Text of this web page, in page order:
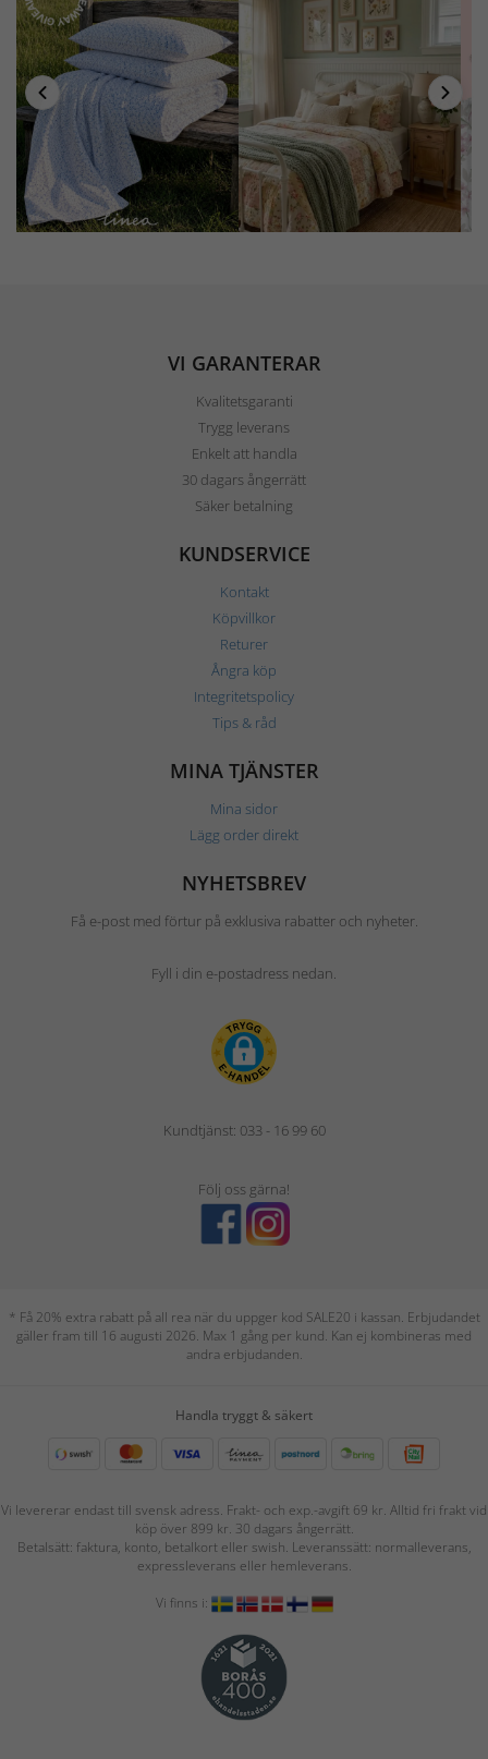
VI GARANTERAR
Kvalitetsgaranti
Trygg leverans
Enkelt att handla
30 dagars ångerrätt
Säker betalning
KUNDSERVICE
Kontakt
Köpvillkor
Returer
Ångra köp
Integritetspolicy
Tips & råd
MINA TJÄNSTER
Mina sidor
Lägg order direkt
NYHETSBREV
Få e-post med förtur på exklusiva rabatter och nyheter.
Fyll i din e-postadress nedan.
Kundtjänst: 033 - 16 99 60
Följ oss gärna!
* Få 20% extra rabatt på all rea när du uppger kod SALE20 i kassan. Erbjudandet
gäller fram till 16 augusti 2026. Max 1 gång per kund. Kan ej kombineras med
andra erbjudanden.
Handla tryggt & säkert
Vi levererar endast till svensk adress. Frakt- och exp.-avgift 69 kr. Alltid fri frakt vid
köp över 899 kr. 30 dagars ångerrätt.
Betalsätt: faktura, konto, betalkort eller swish. Leveranssätt: normalleverans,
expressleverans eller hemleverans.
Vi finns i: